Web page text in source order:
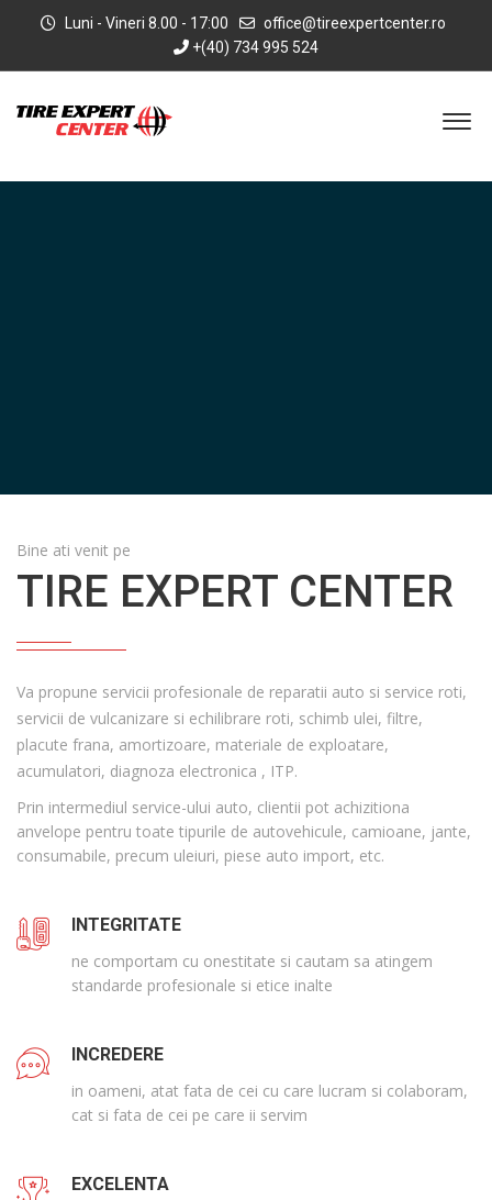
Luni - Vineri 8.00 - 17:00
office@tireexpertcenter.ro
+(40) 734 995 524
Bine ati venit pe
TIRE EXPERT CENTER
Va propune servicii profesionale de reparatii auto si service roti,
servicii de vulcanizare si echilibrare roti, schimb ulei, filtre,
placute frana, amortizoare, materiale de exploatare,
acumulatori, diagnoza electronica , ITP.
Prin intermediul service-ului auto, clientii pot achizitiona
anvelope pentru toate tipurile de autovehicule, camioane, jante,
consumabile, precum uleiuri, piese auto import, etc.
INTEGRITATE
ne comportam cu onestitate si cautam sa atingem
standarde profesionale si etice inalte
INCREDERE
in oameni, atat fata de cei cu care lucram si colaboram,
cat si fata de cei pe care ii servim
EXCELENTA